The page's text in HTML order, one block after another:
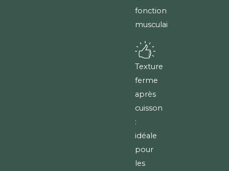
fonction
musculaire.
Texture
ferme
après
cuisson
:
idéale
pour
les